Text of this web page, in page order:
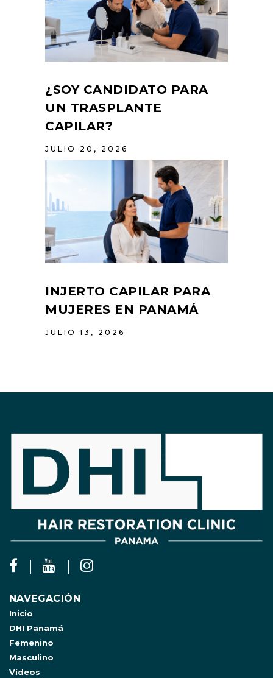
¿SOY CANDIDATO PARA
UN TRASPLANTE
CAPILAR?
JULIO 20, 2026
INJERTO CAPILAR PARA
MUJERES EN PANAMÁ
JULIO 13, 2026
NAVEGACIÓN
Inicio
DHI Panamá
Femenino
Masculino
Vídeos